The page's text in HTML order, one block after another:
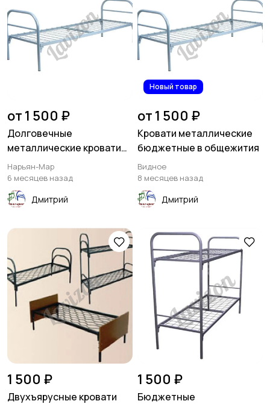
от 1 500 ₽
Долговечные
металлические кровати
для дачи
Нарьян-Мар
6 месяцев назад
Дмитрий
Новый товар
от 1 500 ₽
Кровати металлические
бюджетные в общежития
Видное
8 месяцев назад
Дмитрий
1 500 ₽
Двухъярусные кровати
1 500 ₽
Бюджетные